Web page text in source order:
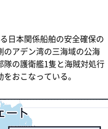
日本関係船舶の安全確保の
アデン湾の三海域の公海
隊の護衛艦1隻と海賊対処行
おこなっている。